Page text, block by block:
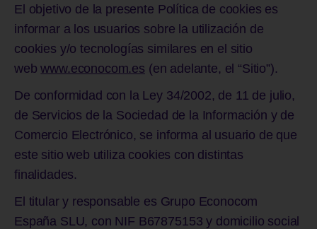
El objetivo de la presente Política de cookies es
informar a los usuarios sobre la utilización de
cookies y/o tecnologías similares en el sitio
webwww.econocom.es (en adelante, el “Sitio”).
De conformidad con la Ley 34/2002, de 11 de julio,
de Servicios de la Sociedad de la Información y de
Comercio Electrónico, se informa al usuario de que
este sitio web utiliza cookies con distintas
finalidades.
El titular y responsable es Grupo Econocom
España SLU, con NIF B67875153 y domicilio social